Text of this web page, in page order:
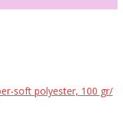
soft polyester, 100 gr/